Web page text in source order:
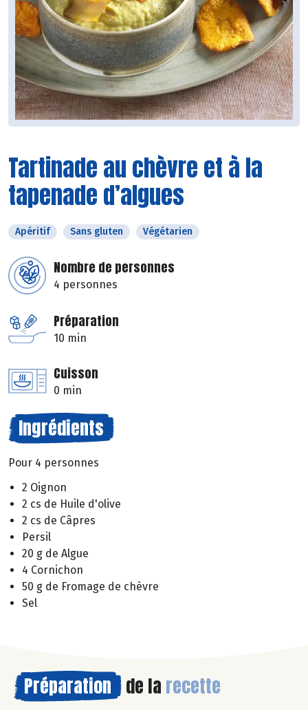
Tartinade au chèvre et à la
tapenade d’algues
Apéritif Sans gluten Végétarien
Nombre de personnes
4 personnes
Préparation
10 min
Cuisson
0 min
Ingrédients
Pour 4 personnes
2 Oignon
2 cs de Huile d'olive
2 cs de Câpres
Persil
20 g de Algue
4 Cornichon
50 g de Fromage de chèvre
Sel
Préparation de la recette